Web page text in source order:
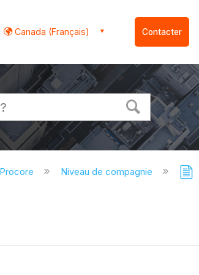
Canada (Français) Contacter
Niveau de compagnie